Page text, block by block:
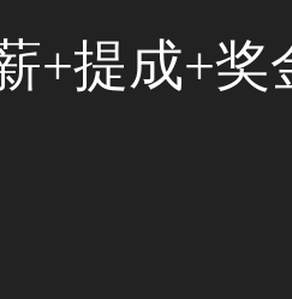
+提成+